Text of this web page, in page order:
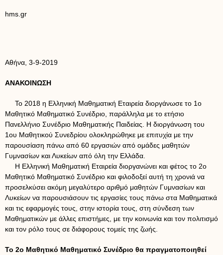
hms.gr
Αθήνα, 3-9-2019
ΑΝΑΚΟΙΝΩΣΗ
Το 2018 η Ελληνική Μαθηματική Εταιρεία διοργάνωσε το 1ο
Μαθητικό Μαθηματικό Συνέδριο, παράλληλα με το ετήσιο
Πανελλήνιο Συνέδριο Μαθηματικής Παιδείας. Η διοργάνωση του
1ου Μαθητικού Συνεδρίου ολοκληρώθηκε με επιτυχία με την
παρουσίαση πάνω από 60 εργασιών από ομάδες μαθητών
Γυμνασίων και Λυκείων από όλη την Ελλάδα.
Η Ελληνική Μαθηματική Εταιρεία διοργανώνει και φέτος το 2ο
Μαθητικό Μαθηματικό Συνέδριο και φιλοδοξεί αυτή τη χρονιά να
προσελκύσει ακόμη μεγαλύτερο αριθμό μαθητών Γυμνασίων και
Λυκείων να παρουσιάσουν τις εργασίες τους πάνω στα Μαθηματικά
και τις εφαρμογές τους, στην ιστορία τους, στη σύνδεση των
Μαθηματικών με άλλες επιστήμες, με την κοινωνία και τον πολιτισμό
και τον ρόλο τους σε διάφορους τομείς της ζωής.
Το 2ο Μαθητικό Μαθηματικό Συνέδριο θα πραγματοποιηθεί